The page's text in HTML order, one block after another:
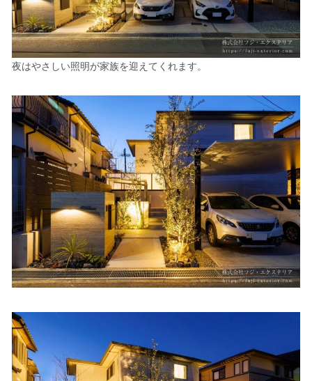
夜はやさしい照明が家族を迎えてくれます。